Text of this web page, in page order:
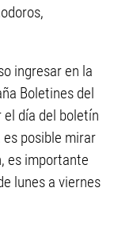
ingresar en la
Boletines del
día del boletín
posible mirar
es importante
lunes a viernes